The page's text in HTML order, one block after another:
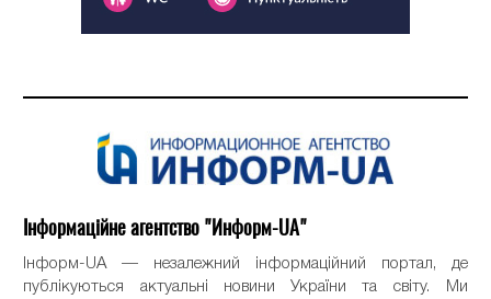
Інформаційне агентство "Информ-UA"
Інформ-UA — незалежний інформаційний портал, де
публікуються актуальні новини України та світу. Ми